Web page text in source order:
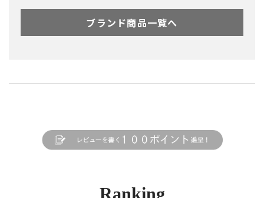
ブランド商品一覧へ
Ranking